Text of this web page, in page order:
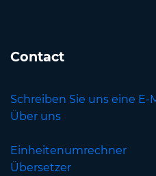
Contact
Schreiben Sie uns eine E-
Über uns
Einheitenumrechner
Übersetzer